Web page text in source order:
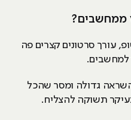
ממחשבים?
עורך סרטונים קצרים פה
למחשבים.
גדולה ומסר שהכל
תשוקה להצליח.